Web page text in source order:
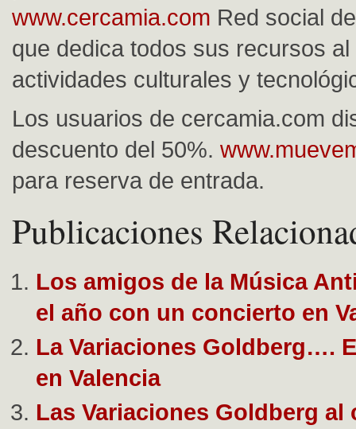
www.cercamia.com Red social
que dedica todos sus recursos
actividades culturales y
Los usuarios de cercamia.com
descuento del 50%.
para reserva de entrada.
Publicaciones
Los amigos de la Música
el año con un concierto en
La Variaciones Goldberg….
en Valencia
Las Variaciones Goldberg al